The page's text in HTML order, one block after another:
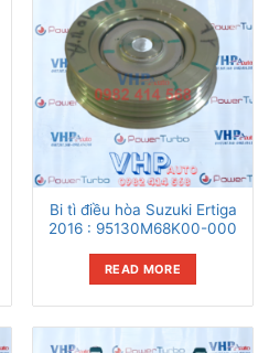
Bi tì điều hòa Suzuki Ertiga
2016 : 95130M68K00-000
READ MORE